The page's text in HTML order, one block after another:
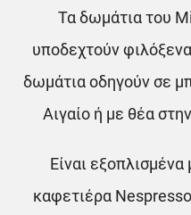
Τα δωμάτια του
υποδεχτούν
δωμάτια οδηγούν σε
Αιγαίο ή με θέα
Είναι
καφετιέρα